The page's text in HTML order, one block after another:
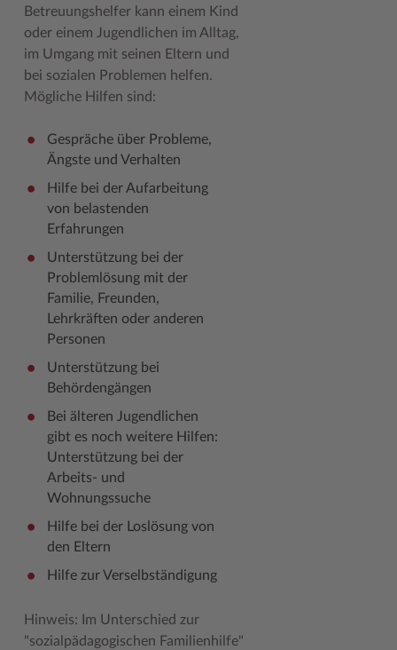
Geodatenportale (Kreiskarte)
Kfz-Zulassung
Leistungen
Lexikon
Publikationen
Wo Sie uns finden
Wunsch-Kennzeichen ↗
Zuständigkeitsfinder SH ↗
Fotoarchiv
Hitzeschutz
Lokales Wetter
Newsletter
Pressemeldungen
Social Media
Stellenangebote
Stormarninfo
Termine
Ukrainehilfe
Woche der Seelischen Gesundheit
#MeinStormarn
Karrieretag
Kreispräsident
Kreistag und Ausschüsse
Landrat
Sonderbereiche
Stabsbereiche
Städte und Gemeinden
Wahlen im Kreis
Wappen und Geschichte
Wappenrolle
Was ist ein Kreis?
Zahlen, Daten, Fakten
Offene Stellen
Praktika und FSJ
Klimaschutz beim Kreis Stormarn
Projekt e-Gewerbe
Zahlen, Daten, Fakten
Kulturelle Einrichtungen
Museen
Storchenhorste
Lieblingsplätze in der Metropolregion
Termine und Veranstaltungen
Tourismus
Umlandscout Hamburg
Vereine und Gruppen
Wälder und Moore
Betreuungshelfer kann einem Kind
oder einem Jugendlichen im Alltag,
im Umgang mit seinen Eltern und
bei sozialen Problemen helfen.
Mögliche Hilfen sind:
Gespräche über Probleme,
Ängste und Verhalten
Hilfe bei der Aufarbeitung
von belastenden
Erfahrungen
Unterstützung bei der
Problemlösung mit der
Familie, Freunden,
Lehrkräften oder anderen
Personen
Unterstützung bei
Behördengängen
Bei älteren Jugendlichen
gibt es noch weitere Hilfen:
Unterstützung bei der
Arbeits- und
Wohnungssuche
Hilfe bei der Loslösung von
den Eltern
Hilfe zur Verselbständigung
Hinweis: Im Unterschied zur
"sozialpädagogischen Familienhilfe"